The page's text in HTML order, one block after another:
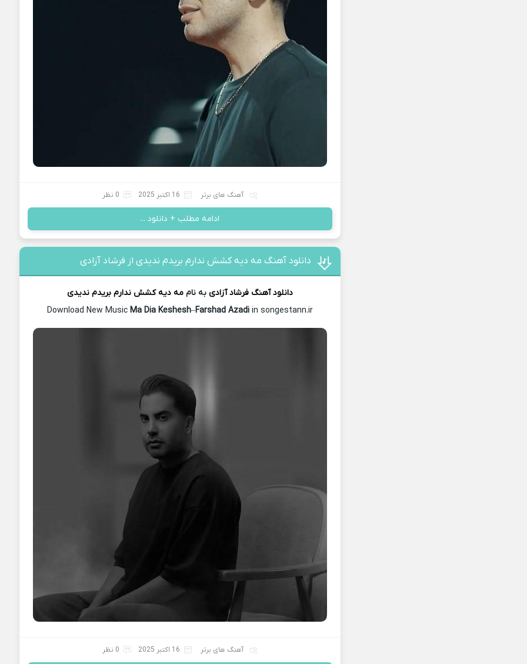
آهنگ های برتر 16 اکتبر 2025 0 نظر
ادامه مطلب + دانلود ...
دانلود آهنگ مه دیه کشش ندارم بریدم ندیدی از فرشاد آزادی
دانلود آهنگ فرشاد آزادی به ناممه دیه کشش ندارم بریدم ندیدی
Download New Music Ma Dia Keshesh–Farshad Azadiin songestann.ir
آهنگ های برتر 16 اکتبر 2025 0 نظر